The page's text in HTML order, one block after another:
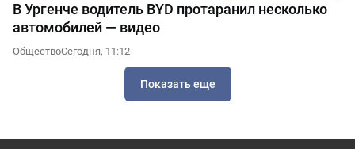
В Ургенче водитель BYD протаранил несколько
автомобилей — видео
ОбществоСегодня, 11:12
Показать еще